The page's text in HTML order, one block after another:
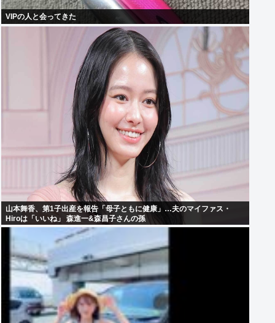
VIPの人と会ってきた
山本舞香、第1子出産を報告「母子ともに健康」…夫のマイファス・
Hiroは「いいね」 森進一&森昌子さんの孫